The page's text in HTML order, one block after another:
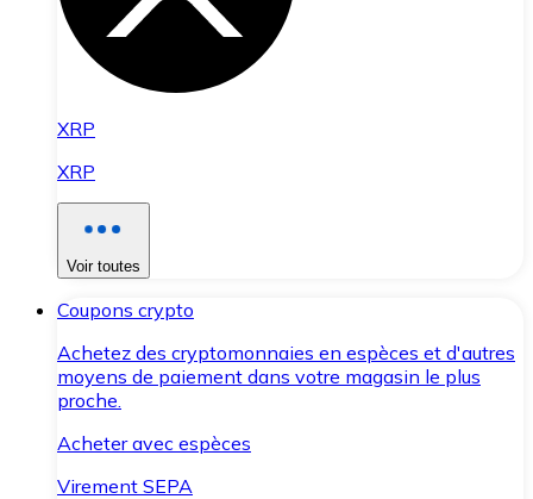
XRP
XRP
Voir toutes
Coupons crypto
Achetez des cryptomonnaies en espèces et d'autres
moyens de paiement dans votre magasin le plus
proche.
Acheter avec espèces
Virement SEPA